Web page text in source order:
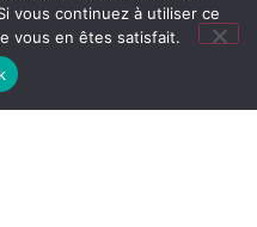
vous continuez à utiliser ce
vous en êtes satisfait.